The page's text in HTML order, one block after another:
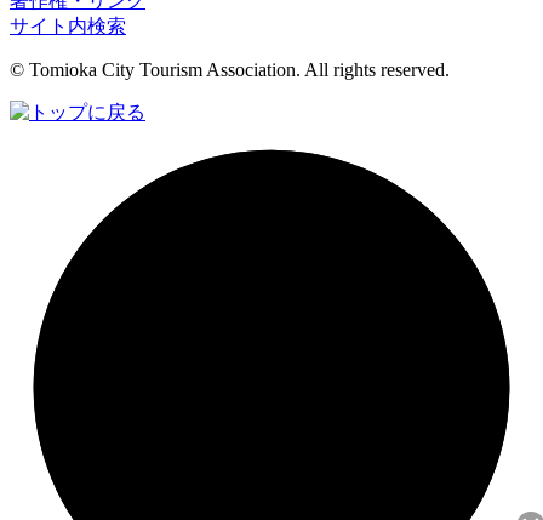
サイト内検索
© Tomioka City Tourism Association. All rights reserved.